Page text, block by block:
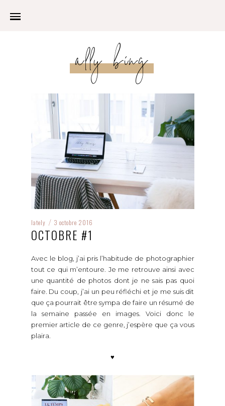
ally bing
lately / 3 octobre 2016
OCTOBRE #1
Avec le blog, j’ai pris l’habitude de photographier
tout ce qui m’entoure. Je me retrouve ainsi avec
une quantité de photos dont je ne sais pas quoi
faire. Du coup, j’ai un peu réfléchi et je me suis dit
que ça pourrait être sympa de faire un résumé de
la semaine passée en images. Voici donc le
premier article de ce genre, j’espère que ça vous
plaira.
♥